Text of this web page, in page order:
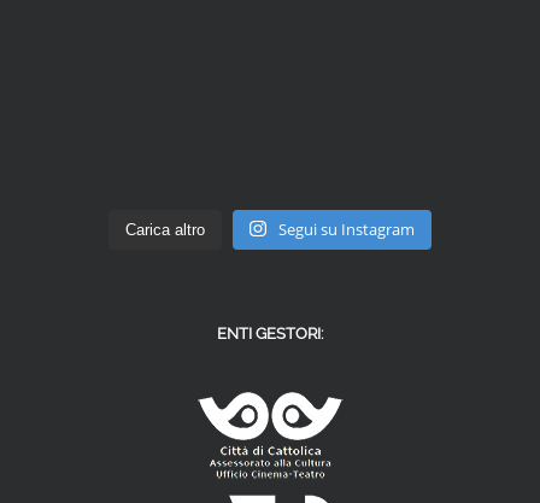
Carica altro Segui su Instagram
ENTI GESTORI: